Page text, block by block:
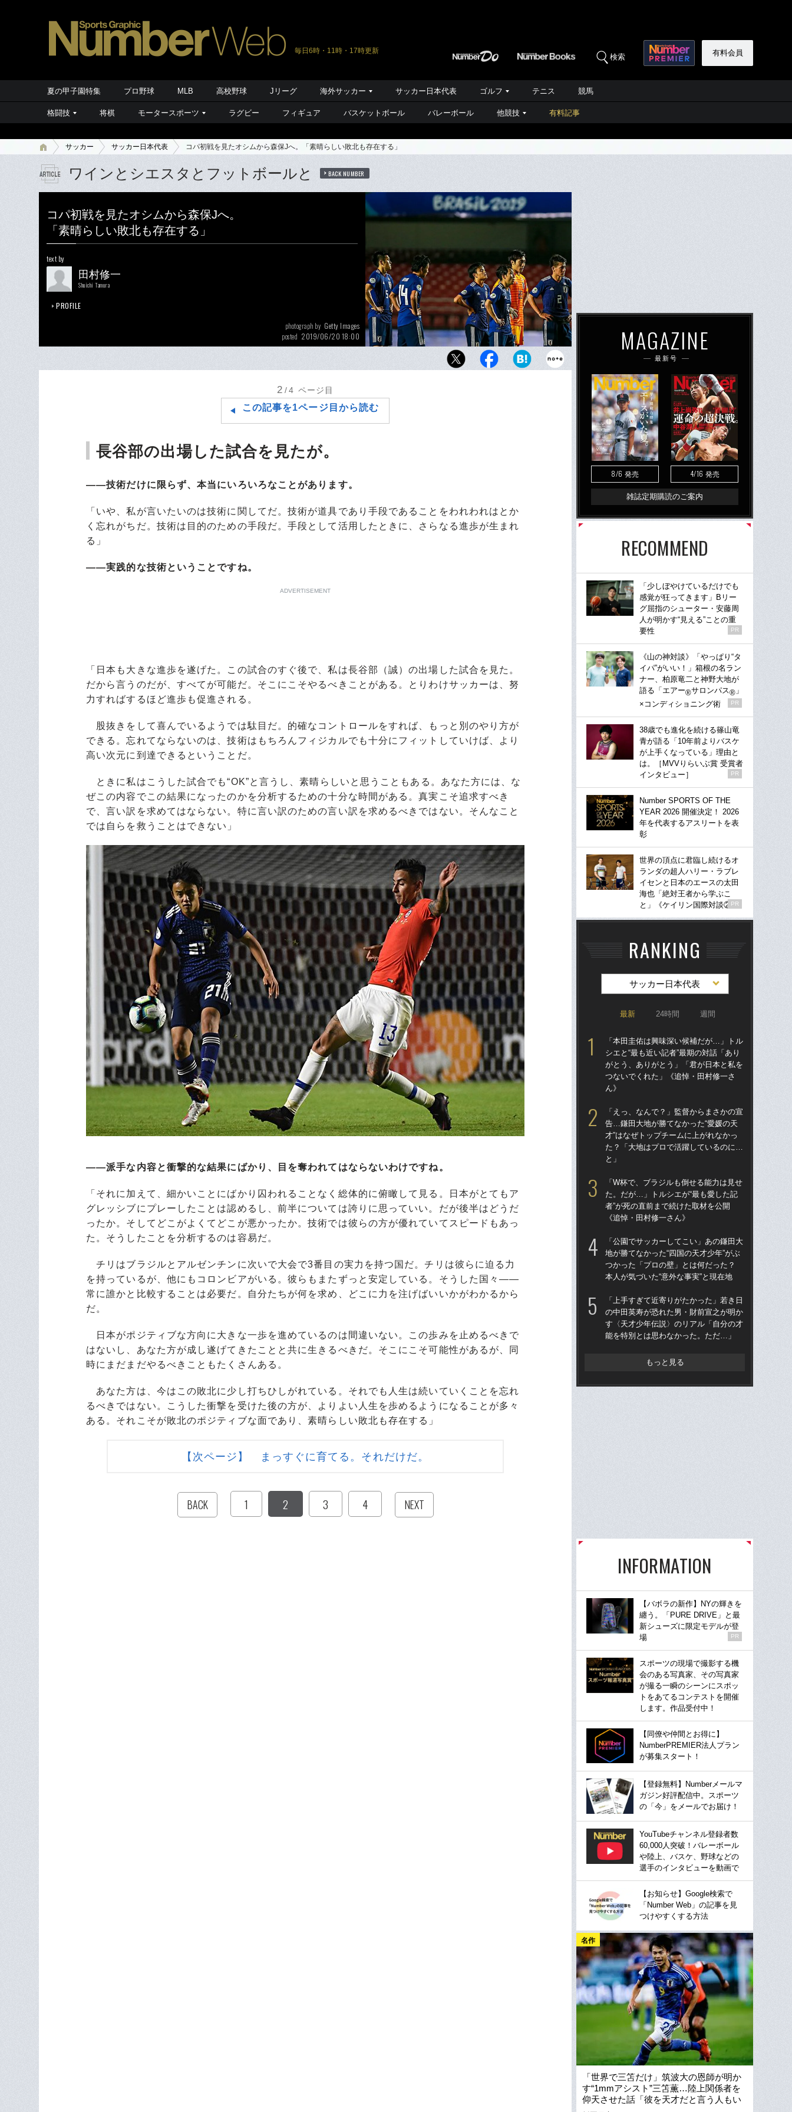
毎日6時・11時・17時更新
検索 有料会員
夏の甲子園特集 プロ野球 MLB 高校野球 Jリーグ 海外サッカー サッカー日本代表 ゴルフ テニス 競馬
格闘技 将棋 モータースポーツ ラグビー フィギュア バスケットボール バレーボール 他競技 有料記事
サッカー サッカー日本代表 コパ初戦を見たオシムから森保Jへ。「素晴らしい敗北も存在する」
ワインとシエスタとフットボールと BACK NUMBER
コパ初戦を見たオシムから森保Jへ。
「素晴らしい敗北も存在する」
text by
田村修一
Shuichi Tamura
PROFILE
photograph by Getty Images
posted 2019/06/20 18:00
スコア上では完膚なきまでに叩きのめされた日本だが、オ
2 /4 ページ目
この記事を1ページ目から読む
長谷部の出場した試合を見たが。
――技術だけに限らず、本当にいろいろなことがあります。
「いや、私が言いたいのは技術に関してだ。技術が道具であり手段であることをわれわれはとか
く忘れがちだ。技術は目的のための手段だ。手段として活用したときに、さらなる進歩が生まれ
る」
――実践的な技術ということですね。
ADVERTISEMENT
「日本も大きな進歩を遂げた。この試合のすぐ後で、私は長谷部（誠）の出場した試合を見た。
だから言うのだが、すべてが可能だ。そこにこそやるべきことがある。とりわけサッカーは、努
力すればするほど進歩も促進される。
股抜きをして喜んでいるようでは駄目だ。的確なコントロールをすれば、もっと別のやり方が
できる。忘れてならないのは、技術はもちろんフィジカルでも十分にフィットしていけば、より
高い次元に到達できるということだ。
ときに私はこうした試合でも“OK”と言うし、素晴らしいと思うこともある。あなた方には、な
ぜこの内容でこの結果になったのかを分析するための十分な時間がある。真実こそ追求すべき
で、言い訳を求めてはならない。特に言い訳のための言い訳を求めるべきではない。そんなこと
では自らを救うことはできない」
――派手な内容と衝撃的な結果にばかり、目を奪われてはならないわけですね。
「それに加えて、細かいことにばかり囚われることなく総体的に俯瞰して見る。日本がとてもア
グレッシブにプレーしたことは認めるし、前半については誇りに思っていい。だが後半はどうだ
ったか。そしてどこがよくてどこが悪かったか。技術では彼らの方が優れていてスピードもあっ
た。そうしたことを分析するのは容易だ。
チリはブラジルとアルゼンチンに次いで大会で3番目の実力を持つ国だ。チリは彼らに迫る力
を持っているが、他にもコロンビアがいる。彼らもまたずっと安定している。そうした国々――
常に誰かと比較することは必要だ。自分たちが何を求め、どこに力を注げばいいかがわかるから
だ。
日本がポジティブな方向に大きな一歩を進めているのは間違いない。この歩みを止めるべきで
はないし、あなた方が成し遂げてきたことと共に生きるべきだ。そこにこそ可能性があるが、同
時にまだまだやるべきこともたくさんある。
あなた方は、今はこの敗北に少し打ちひしがれている。それでも人生は続いていくことを忘れ
るべきではない。こうした衝撃を受けた後の方が、よりよい人生を歩めるようになることが多々
ある。それこそが敗北のポジティブな面であり、素晴らしい敗北も存在する」
【次ページ】 まっすぐに育てる。それだけだ。
BACK 1 2 3 4 NEXT
MAGAZINE
最新号
8/6 発売 4/16 発売
雑誌定期購読のご案内
RECOMMEND
「少しぼやけているだけでも
感覚が狂ってきます」Bリー
グ屈指のシューター・安藤周
人が明かす“見える”ことの重
要性
PR
《山の神対談》「やっぱり“タ
イパ”がいい！」箱根の名ラン
ナー、柏原竜二と神野大地が
語る「エアー®サロンパス® 」
×コンディショニング術
PR
38歳でも進化を続ける篠山竜
青が語る「10年前よりバスケ
が上手くなっている」理由と
は。［MVVりらいぶ賞 受賞者
インタビュー］
PR
Number SPORTS OF THE
YEAR 2026 開催決定！ 2026
年を代表するアスリートを表
彰
世界の頂点に君臨し続けるオ
ランダの超人ハリー・ラブレ
イセンと日本のエースの太田
海也「絶対王者から学ぶこ
と」《ケイリン国際対談②》
PR
RANKING
サッカー日本代表
最新 24時間 週間
「本田圭佑は興味深い候補だが…」トル
シエと“最も近い記者”最期の対話「あり
がとう、ありがとう」「君が日本と私を
つないでくれた」《追悼・田村修一さ
ん》
「えっ、なんで？」監督からまさかの宣
告…鎌田大地が勝てなかった“愛媛の天
才”はなぜトップチームに上がれなかっ
た？「大地はプロで活躍しているのに…
と」
「W杯で、ブラジルも倒せる能力は見せ
た。だが…」トルシエが“最も愛した記
者”が死の直前まで続けた取材を公開
《追悼・田村修一さん》
「公園でサッカーしてこい」あの鎌田大
地が勝てなかった“四国の天才少年”がぶ
つかった「プロの壁」とは何だった？
本人が気づいた“意外な事実”と現在地
「上手すぎて近寄りがたかった」若き日
の中田英寿が恐れた男・財前宣之が明か
す〈天才少年伝説〉のリアル「自分の才
能を特別とは思わなかった。ただ…」
もっと見る
INFORMATION
【バボラの新作】NYの輝きを
纏う。「PURE DRIVE」と最
新シューズに限定モデルが登
場
PR
スポーツの現場で撮影する機
会のある写真家、その写真家
が撮る一瞬のシーンにスポッ
トをあてるコンテストを開催
します。作品受付中！
【同僚や仲間とお得に】
NumberPREMIER法人プラン
が募集スタート！
【登録無料】Numberメールマ
ガジン好評配信中。スポーツ
の「今」をメールでお届け！
YouTubeチャンネル登録者数
60,000人突破！バレーボール
や陸上、バスケ、野球などの
選手のインタビューを動画で
【お知らせ】Google検索で
「Number Web」の記事を見
つけやすくする方法
名作
「世界で三笘だけ」筑波大の恩師が明か
す“1mmアシスト”三笘薫…陸上関係者を
仰天させた話「彼を天才だと言う人もい